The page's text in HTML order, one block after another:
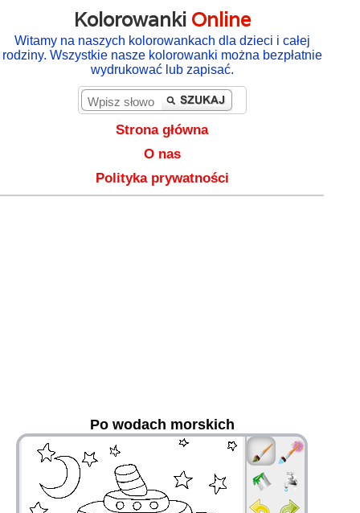
Kolorowanki Online
Witamy na naszych kolorowankach dla dzieci i całej
rodziny. Wszystkie nasze kolorowanki można bezpłatnie
wydrukować lub zapisać.
Strona główna
O nas
Polityka prywatności
Po wodach morskich